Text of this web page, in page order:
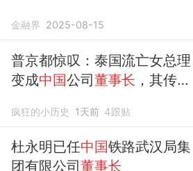
金融界 2025-08-15
普京都惊叹：泰国流亡女总理
变成中国公司董事长 ，其传奇
疯狂的小历史 1天前 4跟贴
杜永明已任中国铁路武汉局集
团有限公司董事长